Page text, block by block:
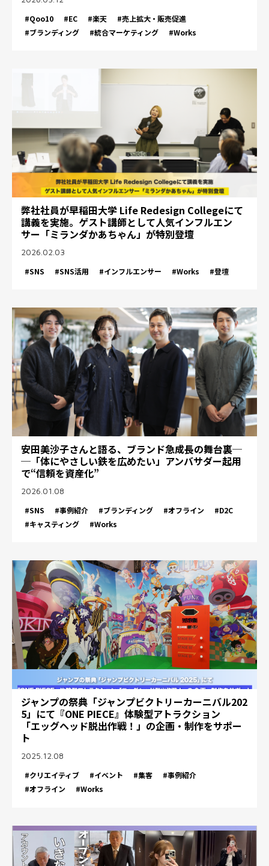
#Qoo10
#EC #楽天
#売上拡大・販売促進
#ブランディング
#統合マーケティング #Works
弊社社員が早稲田大学 Life Redesign Collegeにて
講義を実施。ゲスト講師として人気インフルエン
サー「ミランダかあちゃん」が特別登壇
2026.02.03
#SNS
#SNS活用 #インフルエンサー #Works #登壇
安田美沙子さんと語る、ブランド急成長の舞台裏─
─「体にやさしい鉄を広めたい」アンバサダー起用
で“信頼を資産化”
2026.01.08
#SNS
#事例紹介 #ブランディング #オフライン
#D2C
#キャスティング
#Works
ジャンプの祭典「ジャンプビクトリーカーニバル202
5」にて『ONE PIECE』体験型アトラクション
「エッグヘッド脱出作戦！」の企画・制作をサポー
ト
2025.12.08
#クリエイティブ
#イベント #集客
#事例紹介
#オフライン
#Works